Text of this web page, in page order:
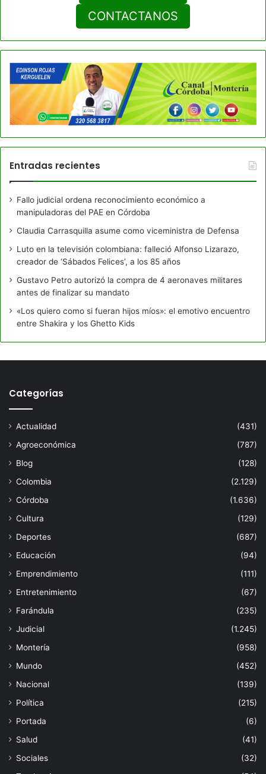
CONTACTANOS
Entradas recientes
Fallo judicial ordena reconocimiento económico a
manipuladoras del PAE en Córdoba
Claudia Carrasquilla asume como viceministra de Defensa
Luto en la televisión colombiana: falleció Alfonso Lizarazo,
creador de ‘Sábados Felices’, a los 85 años
Gustavo Petro autorizó la compra de 4 aeronaves militares
antes de finalizar su mandato
«Los quiero como si fueran hijos míos»: el emotivo encuentro
entre Shakira y los Ghetto Kids
Categorías
Actualidad
(431)
Agroeconómica
(787)
Blog
(128)
Colombia
(2.129)
Córdoba
(1.636)
Cultura
(129)
Deportes
(687)
Educación
(94)
Emprendimiento
(111)
Entretenimiento
(67)
Farándula
(235)
Judicial
(1.245)
Montería
(958)
Mundo
(452)
Nacional
(139)
Política
(215)
Portada
(6)
Salud
(41)
Sociales
(32)